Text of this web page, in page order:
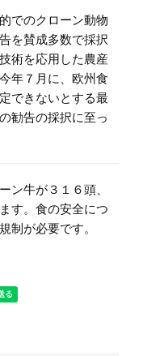
でのクローン動物
を賛成多数で採択
術を応用した農産
年７月に、欧州食
できないとする最
勧告の採択に至っ
ン牛が３１６頭、
す。食の安全につ
制が必要です。